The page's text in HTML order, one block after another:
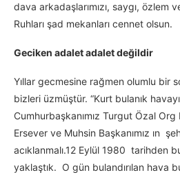
dava arkadaşlarımızı, saygı, özlem
Ruhları şad mekanları cennet olsun.
Geciken adalet adalet değildir
Yıllar gecmesine rağmen olumlu bir
bizleri üzmüştür. “Kurt bulanık
Cumhurbaşkanımız Turgut Özal Org
Ersever ve Muhsin Başkanımız ın
acıklanmalı.12 Eylül 1980 tarihden
yaklaştık. O gün bulandırılan hava